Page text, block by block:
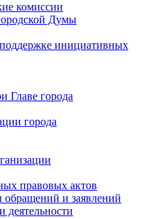
комиссии
Думы
инициативных
Главе города
города
правовых актов
и заявлений
деятельности